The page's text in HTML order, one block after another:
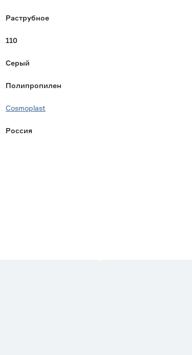
Раструбное
110
Серый
Полипропилен
Cosmoplast
Россия